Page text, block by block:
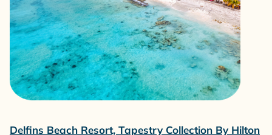
Delfins Beach Resort, Tapestry Collection By Hilton